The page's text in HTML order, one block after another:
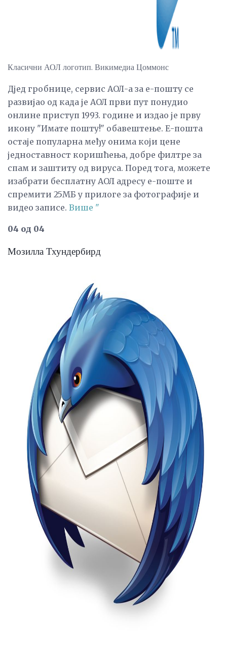
Класични АОЛ логотип. Викимедиа Цоммонс
Дјед гробнице, сервис АОЛ-а за е-пошту се
развијао од када је АОЛ први пут понудио
онлине приступ 1993. године и издао је прву
икону "Имате пошту!" обавештење. Е-пошта
остаје популарна међу онима који цене
једноставност коришћења, добре филтре за
спам и заштиту од вируса. Поред тога, можете
изабрати бесплатну АОЛ адресу е-поште и
спремити 25МБ у прилоге за фотографије и
видео записе. Више "
04 од 04
Мозилла Тхундербирд
ad